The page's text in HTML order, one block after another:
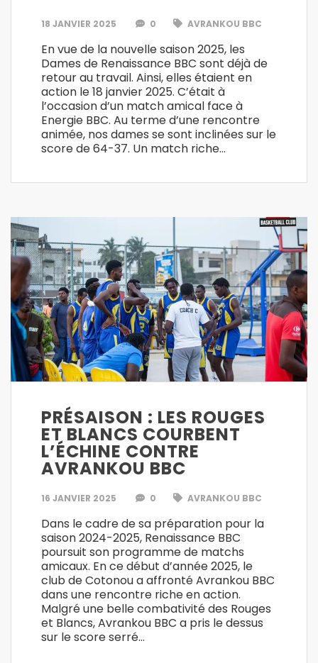
18 JANVIER 2025 0 AVRANKOU BBC
En vue de la nouvelle saison 2025, les
Dames de Renaissance BBC sont déjà de
retour au travail. Ainsi, elles étaient en
action le 18 janvier 2025. C’était à
l’occasion d’un match amical face à
Energie BBC. Au terme d’une rencontre
animée, nos dames se sont inclinées sur le
score de 64-37. Un match riche…
PRÉSAISON : LES ROUGES
ET BLANCS COURBENT
L’ÉCHINE CONTRE
AVRANKOU BBC
16 JANVIER 2025 0 AVRANKOU BBC
Dans le cadre de sa préparation pour la
saison 2024-2025, Renaissance BBC
poursuit son programme de matchs
amicaux. En ce début d’année 2025, le
club de Cotonou a affronté Avrankou BBC
dans une rencontre riche en action.
Malgré une belle combativité des Rouges
et Blancs, Avrankou BBC a pris le dessus
sur le score serré…